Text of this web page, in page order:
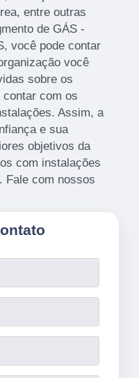
entre outras
de GÁS -
você pode contar
você
sobre os
com os
Assim, a
e sua
objetivos da
com instalações
Fale com nossos